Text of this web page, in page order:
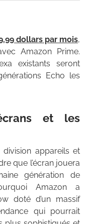
dollars par mois,
Amazon Prime.
existants seront
Echo les
et les
division appareils et
que l’écran jouera
génération de
Amazon a
doté d’un massif
qui pourrait